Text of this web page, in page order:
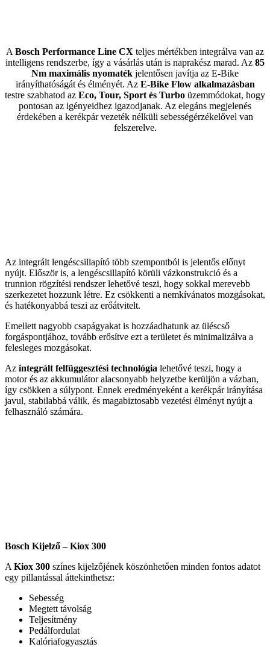
A Bosch Performance Line CX teljes mértékben integrálva van az
intelligens rendszerbe, így a vásárlás után is naprakész marad. Az 85
Nm maximális nyomaték jelentősen javítja az E-Bike
irányíthatóságát és élményét. Az E-Bike Flow alkalmazásban
testre szabhatod az Eco, Tour, Sport és Turbo üzemmódokat, hogy
pontosan az igényeidhez igazodjanak. Az elegáns megjelenés
érdekében a kerékpár vezeték nélküli sebességérzékelővel van
felszerelve.
Az integrált lengéscsillapító több szempontból is jelentős előnyt
nyújt. Először is, a lengéscsillapító körüli vázkonstrukció és a
trunnion rögzítési rendszer lehetővé teszi, hogy sokkal merevebb
szerkezetet hozzunk létre. Ez csökkenti a nemkívánatos mozgásokat,
és hatékonyabbá teszi az erőátvitelt.
Emellett nagyobb csapágyakat is hozzáadhatunk az üléscső
forgáspontjához, tovább erősítve ezt a területet és minimalizálva a
felesleges mozgásokat.
Az integrált felfüggesztési technológia lehetővé teszi, hogy a
motor és az akkumulátor alacsonyabb helyzetbe kerüljön a vázban,
így csökken a súlypont. Ennek eredményeként a kerékpár irányítása
javul, stabilabbá válik, és magabiztosabb vezetési élményt nyújt a
felhasználó számára.
Bosch Kijelző – Kiox 300
A Kiox 300 színes kijelzőjének köszönhetően minden fontos adatot
egy pillantással áttekinthetsz:
Sebesség
Megtett távolság
Teljesítmény
Pedálfordulat
Kalóriafogyasztás